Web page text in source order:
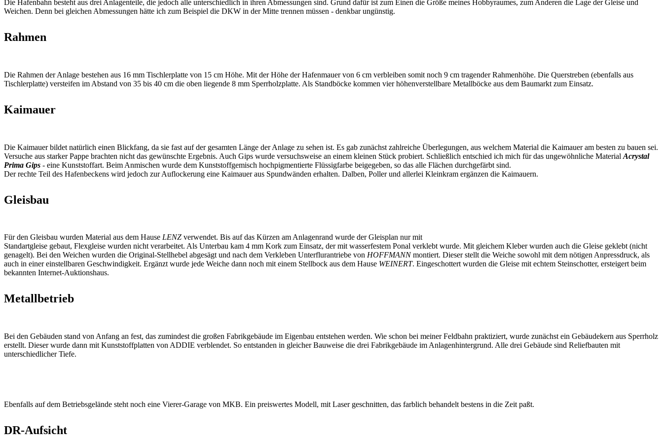
Die Hafenbahn besteht aus drei Anlagenteile, die jedoch alle unterschiedlich in ihren Abmessungen sind. Grund dafür ist zum Einen die Größe meines Hobbyraumes, zum Anderen die Lage der Gleise und
Weichen. Denn bei gleichen Abmessungen hätte ich zum Beispiel die DKW in der Mitte trennen müssen - denkbar ungünstig.
Rahmen
Die Rahmen der Anlage bestehen aus 16 mm Tischlerplatte von 15 cm Höhe. Mit der Höhe der Hafenmauer von 6 cm verbleiben somit noch 9 cm tragender Rahmenhöhe. Die Querstreben (ebenfalls aus
Tischlerplatte) versteifen im Abstand von 35 bis 40 cm die oben liegende 8 mm Sperrholzplatte. Als Standböcke kommen vier höhenverstellbare Metallböcke aus dem Baumarkt zum Einsatz.
Kaimauer
Die Kaimauer bildet natürlich einen Blickfang, da sie fast auf der gesamten Länge der Anlage zu sehen ist. Es gab zunächst zahlreiche Überlegungen, aus welchem Material die Kaimauer am besten zu bauen sei.
Versuche aus starker Pappe brachten nicht das gewünschte Ergebnis. Auch Gips wurde versuchsweise an einem kleinen Stück probiert. Schließlich entschied ich mich für das ungewöhnliche Material Acrystal
Prima Gips - eine Kunststoffart. Beim Anmischen wurde dem Kunststoffgemisch hochpigmentierte Flüssigfarbe beigegeben, so das alle Flächen durchgefärbt sind.
Der rechte Teil des Hafenbeckens wird jedoch zur Auflockerung eine Kaimauer aus Spundwänden erhalten. Dalben, Poller und allerlei Kleinkram ergänzen die Kaimauern.
Gleisbau
Für den Gleisbau wurden Material aus dem Hause LENZ verwendet. Bis auf das Kürzen am Anlagenrand wurde der Gleisplan nur mit
Standartgleise gebaut, Flexgleise wurden nicht verarbeitet. Als Unterbau kam 4 mm Kork zum Einsatz, der mit wasserfestem Ponal verklebt wurde. Mit gleichem Kleber wurden auch die Gleise geklebt (nicht
genagelt). Bei den Weichen wurden die Original-Stellhebel abgesägt und nach dem Verkleben Unterflurantriebe von HOFFMANNmontiert. Dieser stellt die Weiche sowohl mit dem nötigen Anpressdruck, als
auch in einer einstellbaren Geschwindigkeit. Ergänzt wurde jede Weiche dann noch mit einem Stellbock aus dem Hause WEINERT. Eingeschottert wurden die Gleise mit echtem Steinschotter, ersteigert beim
bekannten Internet-Auktionshaus.
Metallbetrieb
Bei den Gebäuden stand von Anfang an fest, das zumindest die großen Fabrikgebäude im Eigenbau entstehen werden. Wie schon bei meiner Feldbahn praktiziert, wurde zunächst ein Gebäudekern aus Sperrholz
erstellt. Dieser wurde dann mit Kunststoffplatten von ADDIE verblendet. So entstanden in gleicher Bauweise die drei Fabrikgebäude im Anlagenhintergrund. Alle drei Gebäude sind Reliefbauten mit
unterschiedlicher Tiefe.
Ebenfalls auf dem Betriebsgelände steht noch eine Vierer-Garage von MKB. Ein preiswertes Modell, mit Laser geschnitten, das farblich behandelt bestens in die Zeit paßt.
DR-Aufsicht